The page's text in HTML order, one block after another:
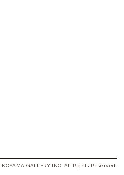
KOYAMA GALLERY INC. All Rights Reserved.